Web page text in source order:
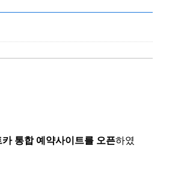
카 통합 예약사이트를 오픈하였